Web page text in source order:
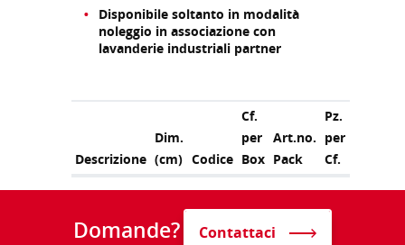
Disponibile soltanto in modalità
noleggio in associazione con
lavanderie industriali partner
Descrizione
Dim.
(cm) Codice
Cf.
per
Box
Art.no.
Pack
Pz.
per
Cf.
Domande? Contattaci